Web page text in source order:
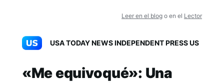
Leer en el blog o en el Lector
USA TODAY NEWS INDEPENDENT PRESS US
«Me equivoqué»: Una